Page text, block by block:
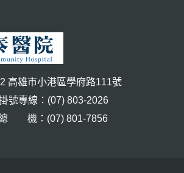
高雄市小港區學府路111號
號專線：(07) 803-2026
機：(07) 801-7856